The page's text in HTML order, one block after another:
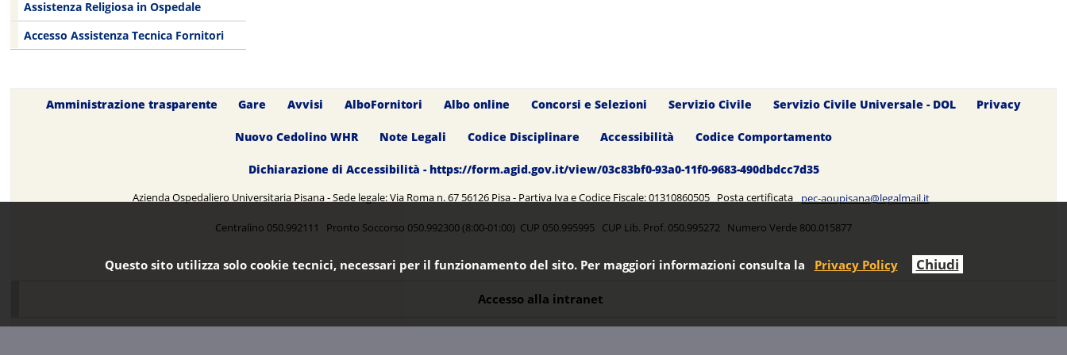
Assistenza Religiosa in Ospedale
Accesso Assistenza Tecnica Fornitori
Amministrazione trasparente Gare Avvisi AlboFornitori Albo online Concorsi e Selezioni Servizio Civile Servizio Civile Universale - DOL Privacy
Nuovo Cedolino WHR Note Legali Codice Disciplinare Accessibilità Codice Comportamento
Dichiarazione di Accessibilità - https://form.agid.gov.it/view/03c83bf0-93a0-11f0-9683-490dbdcc7d35
Azienda Ospedaliero Universitaria Pisana - Sede legale: Via Roma n. 67 56126 Pisa - Partiva Iva e Codice Fiscale: 01310860505 Posta certificata pec-aoupisana@legalmail.it
Centralino 050.992111 Pronto Soccorso 050.992300 (8:00-01:00) CUP 050.995995 CUP Lib. Prof. 050.995272 Numero Verde 800.015877
Accesso alla intranet
Questo sito utilizza solo cookie tecnici, necessari per il funzionamento del sito. Per maggiori informazioni consulta la Privacy Policy Chiudi